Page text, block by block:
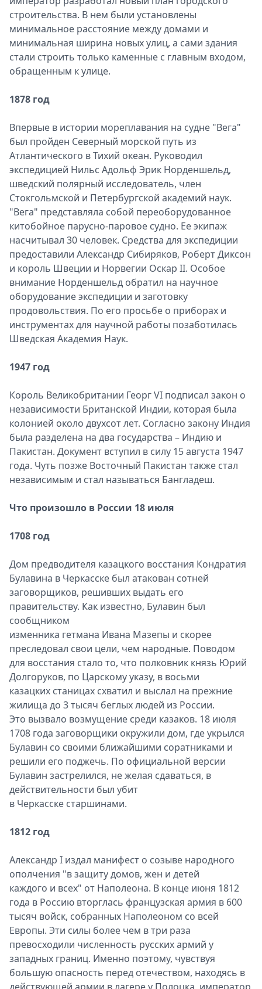
строительства. В нем были установлены
минимальное расстояние между домами и
минимальная ширина новых улиц, а сами здания
стали строить только каменные с главным входом,
обращенным к улице.
1878 год
Впервые в истории мореплавания на судне "Вега"
был пройден Северный морской путь из
Атлантического в Тихий океан. Руководил
экспедицией Нильс Адольф Эрик Норденшельд,
шведский полярный исследователь, член
Стокгольмской и Петербургской академий наук.
"Вега" представляла собой переоборудованное
китобойное парусно-паровое судно. Ее экипаж
насчитывал 30 человек. Средства для экспедиции
предоставили Александр Сибиряков, Роберт Диксон
и король Швеции и Норвегии Оскар II. Особое
внимание Норденшельд обратил на научное
оборудование экспедиции и заготовку
продовольствия. По его просьбе о приборах и
инструментах для научной работы позаботилась
Шведская Академия Наук.
1947 год
Король Великобритании Георг VI подписал закон о
независимости Британской Индии, которая была
колонией около двухсот лет. Согласно закону Индия
была разделена на два государства – Индию и
Пакистан. Документ вступил в силу 15 августа 1947
года. Чуть позже Восточный Пакистан также стал
независимым и стал называться Бангладеш.
Что произошло в России 18 июля
1708 год
Дом предводителя казацкого восстания Кондратия
Булавина в Черкасске был атакован сотней
заговорщиков, решивших выдать его
правительству. Как известно, Булавин был
сообщником
изменника гетмана Ивана Мазепы и скорее
преследовал свои цели, чем народные. Поводом
для восстания стало то, что полковник князь Юрий
Долгоруков, по Царскому указу, в восьми
казацких станицах схватил и выслал на прежние
жилища до 3 тысяч беглых людей из России.
Это вызвало возмущение среди казаков. 18 июля
1708 года заговорщики окружили дом, где укрылся
Булавин со своими ближайшими соратниками и
решили его поджечь. По официальной версии
Булавин застрелился, не желая сдаваться, в
действительности был убит
в Черкасске старшинами.
1812 год
Александр I издал манифест о созыве народного
ополчения "в защиту домов, жен и детей
каждого и всех" от Наполеона. В конце июня 1812
года в Россию вторглась французская армия в 600
тысяч войск, собранных Наполеоном со всей
Европы. Эти силы более чем в три раза
превосходили численность русских армий у
западных границ. Именно поэтому, чувствуя
большую опасность перед отечеством, находясь в